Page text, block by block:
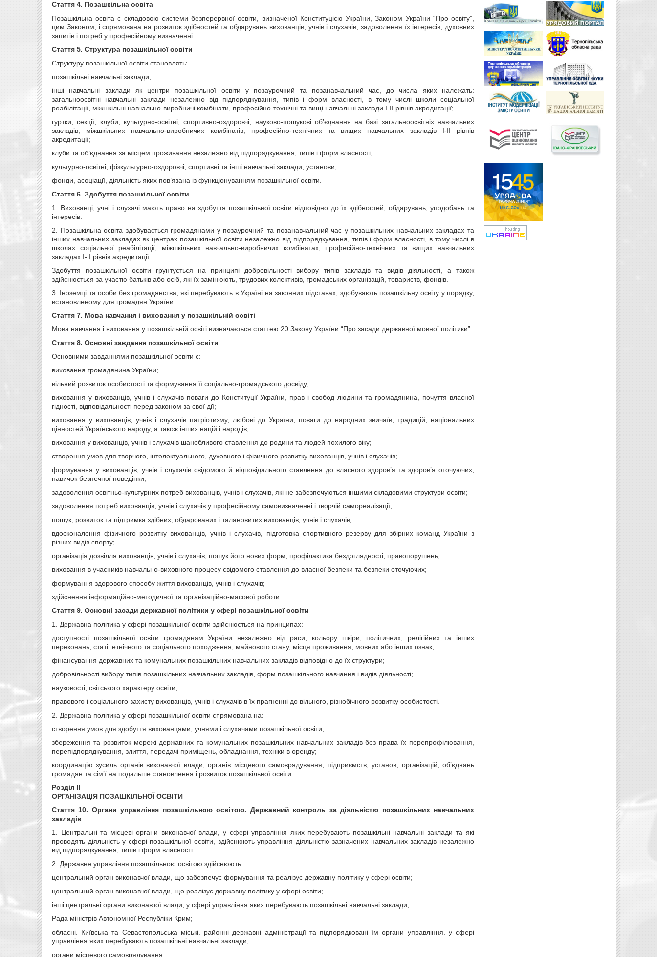
Стаття 4. Позашкільна освіта
Позашкільна освіта є складовою системи безперервної освіти, визначеної Конституцією України ,Законом України “Про освіту”,
цим Законом, і спрямована на розвиток здібностей та обдарувань вихованців, учнів і слухачів, задоволення їх інтересів, духовних
запитів і потреб у професійному визначенні.
Стаття 5. Структура позашкільної освіти
Структуру позашкільної освіти становлять:
позашкільні навчальні заклади;
інші навчальні заклади як центри позашкільної освіти у позаурочний та позанавчальний час, до числа яких належать:
загальноосвітні навчальні заклади незалежно від підпорядкування, типів і форм власності, в тому числі школи соціальної
реабілітації, міжшкільні навчально-виробничі комбінати, професійно-технічні та вищі навчальні заклади I-II рівнів акредитації;
гуртки, секції, клуби, культурно-освітні, спортивно-оздоровчі, науково-пошукові об’єднання на базі загальноосвітніх навчальних
закладів, міжшкільних навчально-виробничих комбінатів, професійно-технічних та вищих навчальних закладів I-II рівнів
акредитації;
клуби та об’єднання за місцем проживання незалежно від підпорядкування, типів і форм власності;
культурно-освітні, фізкультурно-оздоровчі, спортивні та інші навчальні заклади, установи;
фонди, асоціації, діяльність яких пов’язана із функціонуванням позашкільної освіти.
Стаття 6. Здобуття позашкільної освіти
1. Вихованці, учні і слухачі мають право на здобуття позашкільної освіти відповідно до їх здібностей, обдарувань, уподобань та
інтересів.
2. Позашкільна освіта здобувається громадянами у позаурочний та позанавчальний час у позашкільних навчальних закладах та
інших навчальних закладах як центрах позашкільної освіти незалежно від підпорядкування, типів і форм власності, в тому числі в
школах соціальної реабілітації, міжшкільних навчально-виробничих комбінатах, професійно-технічних та вищих навчальних
закладах I-II рівнів акредитації.
Здобуття позашкільної освіти грунтується на принципі добровільності вибору типів закладів та видів діяльності, а також
здійснюється за участю батьків або осіб, які їх замінюють, трудових колективів, громадських організацій, товариств, фондів.
3. Іноземці та особи без громадянства, які перебувають в Україні на законних підставах, здобувають позашкільну освіту у порядку,
встановленому для громадян України.
Стаття 7. Мова навчання і виховання у позашкільній освіті
Мова навчання і виховання у позашкільній освіті визначається статтею 20 Закону України “Про засади державної мовної політики”.
Стаття 8. Основні завдання позашкільної освіти
Основними завданнями позашкільної освіти є:
виховання громадянина України;
вільний розвиток особистості та формування її соціально-громадського досвіду;
виховання у вихованців, учнів і слухачів поваги до Конституції України , прав і свобод людини та громадянина, почуття власної
гідності, відповідальності перед законом за свої дії;
виховання у вихованців, учнів і слухачів патріотизму, любові до України, поваги до народних звичаїв, традицій, національних
цінностей Українського народу, а також інших націй і народів;
виховання у вихованців, учнів і слухачів шанобливого ставлення до родини та людей похилого віку;
створення умов для творчого, інтелектуального, духовного і фізичного розвитку вихованців, учнів і слухачів;
формування у вихованців, учнів і слухачів свідомого й відповідального ставлення до власного здоров’я та здоров’я оточуючих,
навичок безпечної поведінки;
задоволення освітньо-культурних потреб вихованців, учнів і слухачів, які не забезпечуються іншими складовими структури освіти;
задоволення потреб вихованців, учнів і слухачів у професійному самовизначенні і творчій самореалізації;
пошук, розвиток та підтримка здібних, обдарованих і талановитих вихованців, учнів і слухачів;
вдосконалення фізичного розвитку вихованців, учнів і слухачів, підготовка спортивного резерву для збірних команд України з
різних видів спорту;
організація дозвілля вихованців, учнів і слухачів, пошук його нових форм; профілактика бездоглядності, правопорушень;
виховання в учасників навчально-виховного процесу свідомого ставлення до власної безпеки та безпеки оточуючих;
формування здорового способу життя вихованців, учнів і слухачів;
здійснення інформаційно-методичної та організаційно-масової роботи.
Стаття 9. Основні засади державної політики у сфері позашкільної освіти
1. Державна політика у сфері позашкільної освіти здійснюється на принципах:
доступності позашкільної освіти громадянам України незалежно від раси, кольору шкіри, політичних, релігійних та інших
переконань, статі, етнічного та соціального походження, майнового стану, місця проживання, мовних або інших ознак;
фінансування державних та комунальних позашкільних навчальних закладів відповідно до їх структури;
добровільності вибору типів позашкільних навчальних закладів, форм позашкільного навчання і видів діяльності;
науковості, світського характеру освіти;
правового і соціального захисту вихованців, учнів і слухачів в їх прагненні до вільного, різнобічного розвитку особистості.
2. Державна політика у сфері позашкільної освіти спрямована на:
створення умов для здобуття вихованцями, учнями і слухачами позашкільної освіти;
збереження та розвиток мережі державних та комунальних позашкільних навчальних закладів без права їх перепрофілювання,
перепідпорядкування, злиття, передачі приміщень, обладнання, техніки в оренду;
координацію зусиль органів виконавчої влади, органів місцевого самоврядування, підприємств, установ, організацій, об’єднань
громадян та сім’ї на подальше становлення і розвиток позашкільної освіти.
Розділ II
ОРГАНІЗАЦІЯ ПОЗАШКІЛЬНОЇ ОСВІТИ
Стаття 10. Органи управління позашкільною освітою. Державний контроль за діяльністю позашкільних навчальних
закладів
1. Центральні та місцеві органи виконавчої влади, у сфері управління яких перебувають позашкільні навчальні заклади та які
проводять діяльність у сфері позашкільної освіти, здійснюють управління діяльністю зазначених навчальних закладів незалежно
від підпорядкування, типів і форм власності.
2. Державне управління позашкільною освітою здійснюють:
центральний орган виконавчої влади, що забезпечує формування та реалізує державну політику у сфері освіти;
центральний орган виконавчої влади, що реалізує державну політику у сфері освіти;
інші центральні органи виконавчої влади, у сфері управління яких перебувають позашкільні навчальні заклади;
Рада міністрів Автономної Республіки Крим;
обласні, Київська та Севастопольська міські, районні державні адміністрації та підпорядковані їм органи управління, у сфері
управління яких перебувають позашкільні навчальні заклади;
органи місцевого самоврядування.